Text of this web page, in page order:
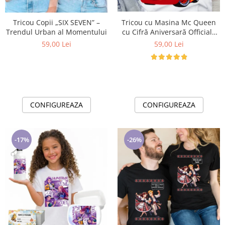
Lenjerii de pat pentru copii
Cadouri Cuplu
Fashion
Pijamale de CRACIUN
Pijamale
WINTER Collection
Incaltaminte
Seturi elegante femei
Umbrele
Pijamale de copii
Pijamale BIG SIZE femei
Cadouri ocazii speciale
Tricouri de craciun
Tricou Copii „SIX SEVEN” –
Trendul Urban al Momentului
59,00 Lei
CONFIGUREAZA
Tricou cu Masina Mc Queen
cu Cifră Aniversară Official|
Cadou Personalizat e-CADOU
59,00 Lei
CONFIGUREAZA
-17% -26%